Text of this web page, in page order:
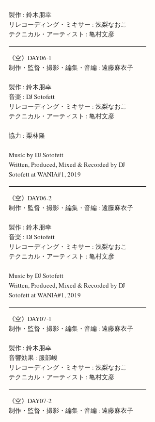
製作 : 鈴木朋幸
リレコーディング・ミキサー : 浅梨なおこ
テクニカル・アーティスト : 亀村文彦
《空》DAY06-1
制作・監督・撮影・編集・音編 : 遠藤麻衣子
製作 : 鈴木朋幸
音楽 : DJ Sotofett
リレコーディング・ミキサー : 浅梨なおこ
テクニカル・アーティスト : 亀村文彦
協力 : 栗林隆
Music by DJ Sotofett
Written, Produced, Mixed & Recorded by DJ
Sotofett at WANIA#1, 2019
《空》DAY06-2
制作・監督・撮影・編集・音編 : 遠藤麻衣子
製作 : 鈴木朋幸
音楽 : DJ Sotofett
リレコーディング・ミキサー : 浅梨なおこ
テクニカル・アーティスト : 亀村文彦
Music by DJ Sotofett
Written, Produced, Mixed & Recorded by DJ
Sotofett at WANIA#1, 2019
《空》DAY07-1
制作・監督・撮影・編集・音編 : 遠藤麻衣子
製作 : 鈴木朋幸
音響効果 : 服部峻
リレコーディング・ミキサー : 浅梨なおこ
テクニカル・アーティスト : 亀村文彦
《空》DAY07-2
制作・監督・撮影・編集・音編 : 遠藤麻衣子